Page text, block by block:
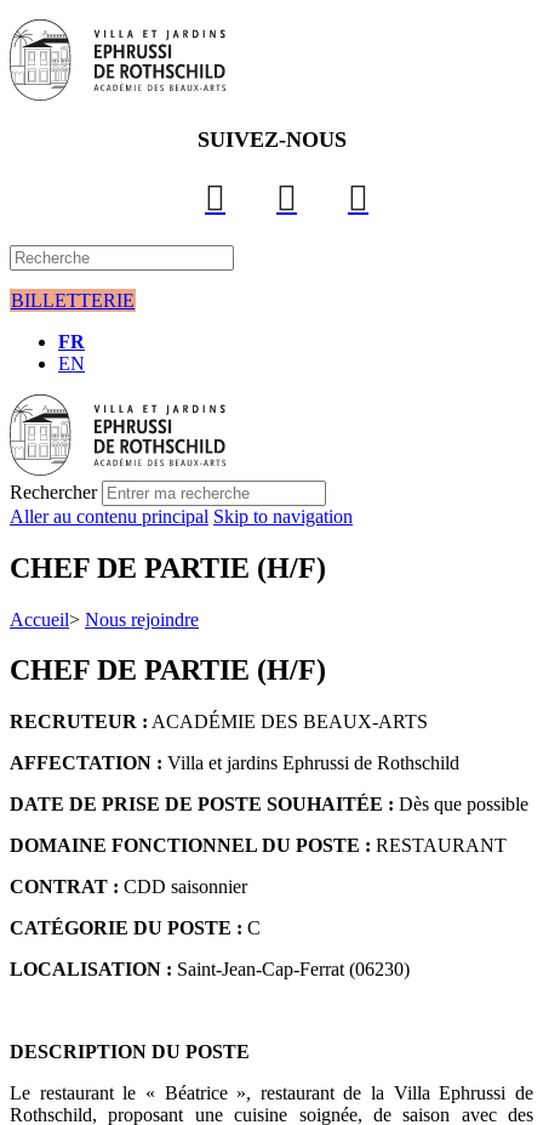
SUIVEZ-NOUS
BILLETTERIE
FR
EN
Rechercher
Aller au contenu principal Skip to navigation
CHEF DE PARTIE (H/F)
Accueil> Nous rejoindre
CHEF DE PARTIE (H/F)
RECRUTEUR : ACADÉMIE DES BEAUX-ARTS
AFFECTATION : Villa et jardins Ephrussi de Rothschild
DATE DE PRISE DE POSTE SOUHAITÉE : Dès que possible
DOMAINE FONCTIONNEL DU POSTE : RESTAURANT
CONTRAT : CDD saisonnier
CATÉGORIE DU POSTE : C
LOCALISATION : Saint-Jean-Cap-Ferrat (06230)
DESCRIPTION DU POSTE
Le restaurant le « Béatrice », restaurant de la Villa Ephrussi de
Rothschild, proposant une cuisine soignée, de saison avec des